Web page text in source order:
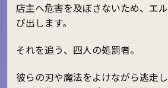
店主へ危害を及ぼさないため、エ
び出します。
それを追う、四人の処罰者。
彼らの刃や魔法をよけながら逃走し